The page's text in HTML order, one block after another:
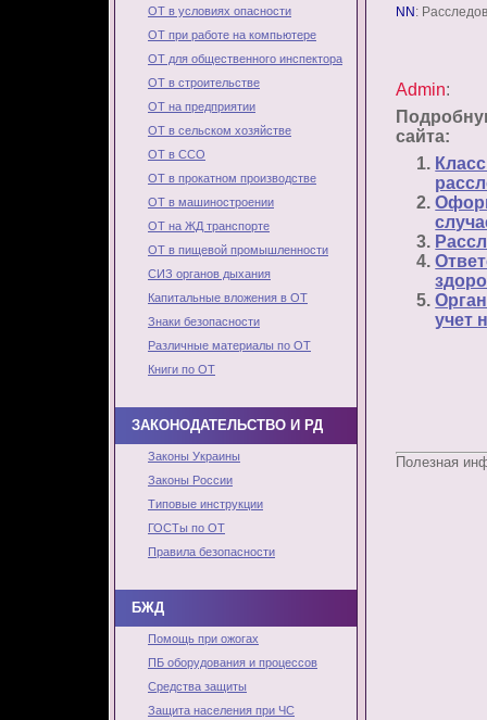
NN :
Admin:
сайта:
учет
Полезная
ОТ в условиях опасности
ОТ при работе на компьютере
ОТ для общественного инспектора
ОТ в строительстве
ОТ на предприятии
ОТ в сельском хозяйстве
ОТ в ССО
ОТ в прокатном производстве
ОТ в машиностроении
ОТ на ЖД транспорте
ОТ в пищевой промышленности
СИЗ органов дыхания
Капитальные вложения в ОТ
Знаки безопасности
Различные материалы по ОТ
Книги по ОТ
ЗАКОНОДАТЕЛЬСТВО И РД
Законы Украины
Законы России
Типовые инструкции
ГОСТы по ОТ
Правила безопасности
БЖД
Помощь при ожогах
ПБ оборудования и процессов
Средства защиты
Защита населения при ЧС